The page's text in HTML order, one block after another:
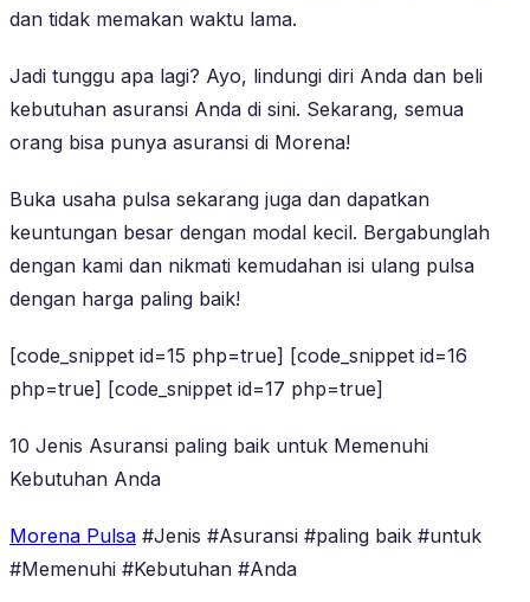
dan tidak memakan waktu lama.
Jadi tunggu apa lagi? Ayo, lindungi diri Anda dan beli
kebutuhan asuransi Anda di sini. Sekarang, semua
orang bisa punya asuransi di Morena!
Buka usaha pulsa sekarang juga dan dapatkan
keuntungan besar dengan modal kecil. Bergabunglah
dengan kami dan nikmati kemudahan isi ulang pulsa
dengan harga paling baik!
[code_snippet id=15 php=true] [code_snippet id=16
php=true] [code_snippet id=17 php=true]
10 Jenis Asuransi paling baik untuk Memenuhi
Kebutuhan Anda
Morena Pulsa #Jenis #Asuransi #paling baik #untuk
#Memenuhi #Kebutuhan #Anda